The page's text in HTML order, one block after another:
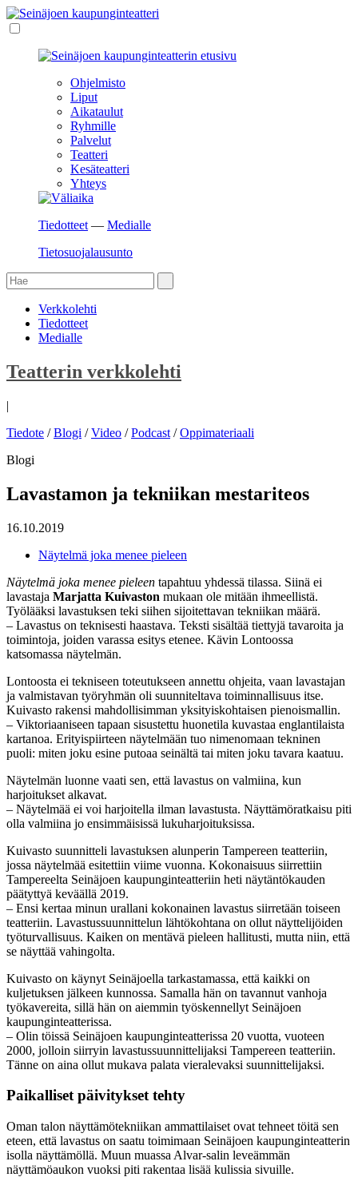
Ohjelmisto
Liput
Aikataulut
Ryhmille
Palvelut
Teatteri
Kesäteatteri
Yhteys
Tiedotteet — Medialle
Tietosuojalausunto
Verkkolehti
Tiedotteet
Medialle
Teatterin verkkolehti
|
Tiedote /Blogi /Video /Podcast /Oppimateriaali
Blogi
Lavastamon ja tekniikan mestariteos
16.10.2019
Näytelmä joka menee pieleen
Näytelmä joka menee pieleen tapahtuu yhdessä tilassa. Siinä ei
lavastaja Marjatta Kuivaston mukaan ole mitään ihmeellistä.
Työlääksi lavastuksen teki siihen sijoitettavan tekniikan määrä.
– Lavastus on teknisesti haastava. Teksti sisältää tiettyjä tavaroita ja
toimintoja, joiden varassa esitys etenee. Kävin Lontoossa
katsomassa näytelmän.
Lontoosta ei tekniseen toteutukseen annettu ohjeita, vaan lavastajan
ja valmistavan työryhmän oli suunniteltava toiminnallisuus itse.
Kuivasto rakensi mahdollisimman yksityiskohtaisen pienoismallin.
– Viktoriaaniseen tapaan sisustettu huonetila kuvastaa englantilaista
kartanoa. Erityispiirteen näytelmään tuo nimenomaan tekninen
puoli: miten joku esine putoaa seinältä tai miten joku tavara kaatuu.
Näytelmän luonne vaati sen, että lavastus on valmiina, kun
harjoitukset alkavat.
– Näytelmää ei voi harjoitella ilman lavastusta. Näyttämöratkaisu piti
olla valmiina jo ensimmäisissä lukuharjoituksissa.
Kuivasto suunnitteli lavastuksen alunperin Tampereen teatteriin,
jossa näytelmää esitettiin viime vuonna. Kokonaisuus siirrettiin
Tampereelta Seinäjoen kaupunginteatteriin heti näytäntökauden
päätyttyä keväällä 2019.
– Ensi kertaa minun urallani kokonainen lavastus siirretään toiseen
teatteriin. Lavastussuunnittelun lähtökohtana on ollut näyttelijöiden
työturvallisuus. Kaiken on mentävä pieleen hallitusti, mutta niin, että
se näyttää vahingolta.
Kuivasto on käynyt Seinäjoella tarkastamassa, että kaikki on
kuljetuksen jälkeen kunnossa. Samalla hän on tavannut vanhoja
työkavereita, sillä hän on aiemmin työskennellyt Seinäjoen
kaupunginteatterissa.
– Olin töissä Seinäjoen kaupunginteatterissa 20 vuotta, vuoteen
2000, jolloin siirryin lavastussuunnittelijaksi Tampereen teatteriin.
Tänne on aina ollut mukava palata vieralevaksi suunnittelijaksi.
Paikalliset päivitykset tehty
Oman talon näyttämötekniikan ammattilaiset ovat tehneet töitä sen
eteen, että lavastus on saatu toimimaan Seinäjoen kaupunginteatterin
isolla näyttämöllä. Muun muassa Alvar-salin leveämmän
näyttämöaukon vuoksi piti rakentaa lisää kulissia sivuille.